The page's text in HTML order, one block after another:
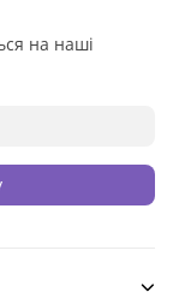
на наші